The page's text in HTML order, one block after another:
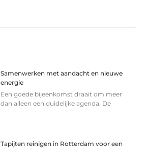
Samenwerken met aandacht en nieuwe
energie
Een goede bijeenkomst draait om meer
dan alleen een duidelijke agenda. De
Tapijten reinigen in Rotterdam voor een